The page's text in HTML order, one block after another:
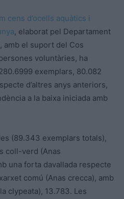
cens d’ocells aquàtics i
, elaborat pel Departament
el suport del Cos
voluntàries, ha
exemplars, 80.082
d’altres anys anteriors,
a la baixa iniciada amb
(89.343 exemplars totals),
coll-verd (Anas
una forta davallada respecte
comú (Anas crecca), amb
clypeata), 13.783. Les